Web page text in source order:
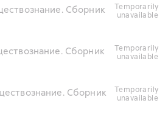
Сборник
temporarily
unavailable
Сборник
temporarily
unavailable
Сборник
temporarily
unavailable